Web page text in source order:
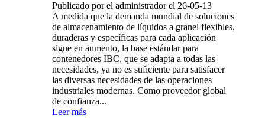
Publicado por el administrador el 26-05-13
A medida que la demanda mundial de soluciones
de almacenamiento de líquidos a granel flexibles,
duraderas y específicas para cada aplicación
sigue en aumento, la base estándar para
contenedores IBC, que se adapta a todas las
necesidades, ya no es suficiente para satisfacer
las diversas necesidades de las operaciones
industriales modernas. Como proveedor global
de confianza...
Leer más